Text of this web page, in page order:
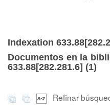
Indexation
Documentos en la
633.88[282.281.6] (1)
Refinar